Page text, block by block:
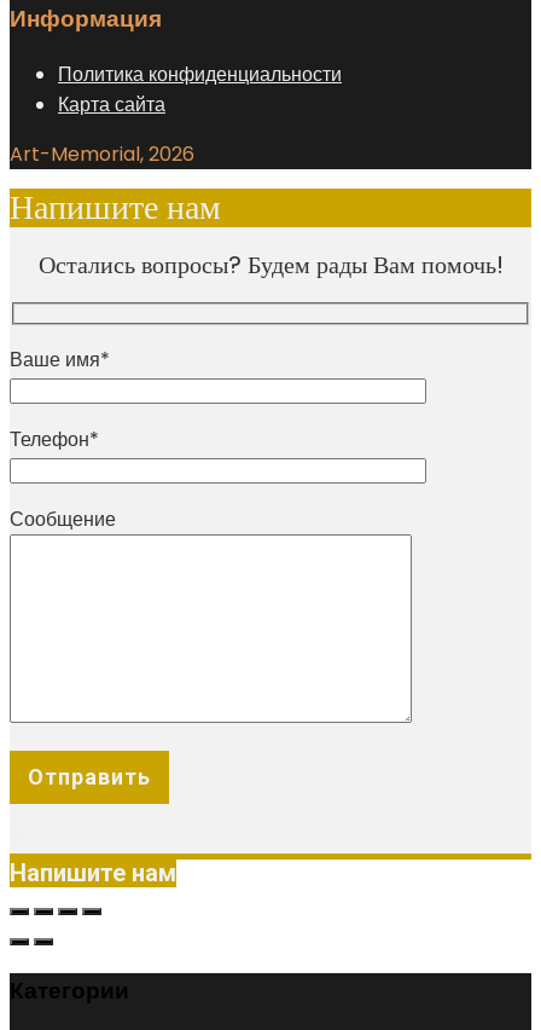
Информация
Политика конфиденциальности
Карта сайта
Art-Memorial, 2026
Напишите нам
Остались вопросы? Будем рады Вам помочь!
Ваше имя*
Телефон*
Сообщение
Напишите нам
Категории